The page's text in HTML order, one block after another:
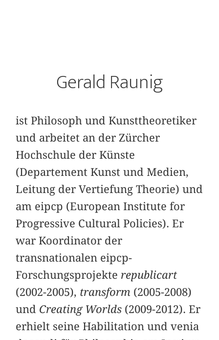
Gerald Raunig
ist Philosoph und Kunsttheoretiker
und arbeitet an der Zürcher
Hochschule der Künste
(Departement Kunst und Medien,
Leitung der Vertiefung Theorie) und
am eipcp (European Institute for
Progressive Cultural Policies). Er
war Koordinator der
transnationalen eipcp-
Forschungsprojekte republicart
(2002-2005), transform (2005-2008)
und Creating Worlds (2009-2012). Er
erhielt seine Habilitation und venia